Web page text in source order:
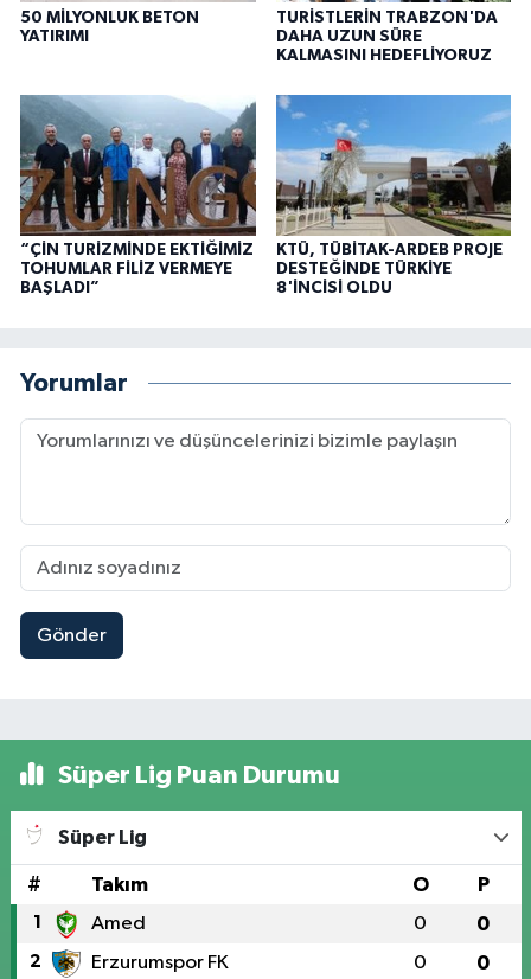
50 MİLYONLUK BETON
YATIRIMI
TURİSTLERİN TRABZON'DA
DAHA UZUN SÜRE
KALMASINI HEDEFLİYORUZ
“ÇİN TURİZMİNDE EKTİĞİMİZ
TOHUMLAR FİLİZ VERMEYE
BAŞLADI”
KTÜ, TÜBİTAK-ARDEB PROJE
DESTEĞİNDE TÜRKİYE
8'İNCİSİ OLDU
Yorumlar
Gönder
Süper Lig Puan Durumu
Süper Lig
# Takım O P
1 Amed 0 0
2 Erzurumspor FK 0 0